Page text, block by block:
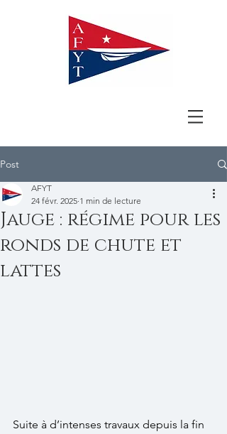
Post
Jauge : régime pour les
ronds de chute et
lattes
AFYT
24 févr. 2025 1 min de lecture
Suite à d’intenses travaux depuis la fin